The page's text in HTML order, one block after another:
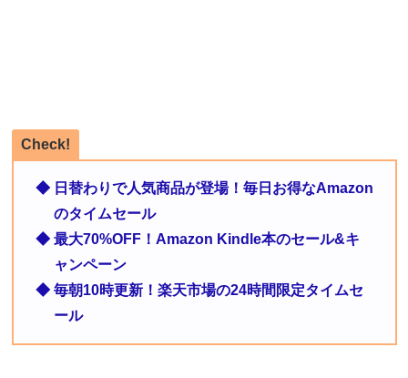
Check!
◆ 日替わりで人気商品が登場！毎日お得なAmazon
のタイムセール
◆ 最大70%OFF！Amazon Kindle本のセール&キ
ャンペーン
◆ 毎朝10時更新！楽天市場の24時間限定タイムセ
ール